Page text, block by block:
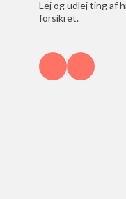
Lej og udlej ting af
forsikret.